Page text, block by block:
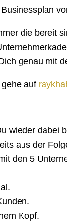
die bereit
genau mit
auf
wieder dabei
aus der
den 5
Kopf.